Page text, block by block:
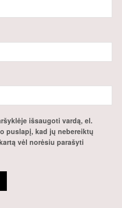
išsaugoti vardą, el.
puslapį, kad jų nebereiktų
vėl norėsiu parašyti